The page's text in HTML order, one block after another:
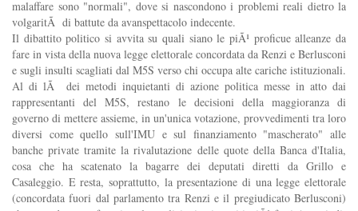
malaffare sono "normali", dove si nascondono i problemi reali dietro la
volgaritÃ di battute da avanspettacolo indecente.
Il dibattito politico si avvita su quali siano le piÃ¹ proficue alleanze da
fare in vista della nuova legge elettorale concordata da Renzi e Berlusconi
e sugli insulti scagliati dal M5S verso chi occupa alte cariche istituzionali.
Al di lÃ dei metodi inquietanti di azione politica messe in atto dai
rappresentanti del M5S, restano le decisioni della maggioranza di
governo di mettere assieme, in un'unica votazione, provvedimenti tra loro
diversi come quello sull'IMU e sul finanziamento "mascherato" alle
banche private tramite la rivalutazione delle quote della Banca d'Italia,
cosa che ha scatenato la bagarre dei deputati diretti da Grillo e
Casaleggio. E resta, soprattutto, la presentazione di una legge elettorale
(concordata fuori dal parlamento tra Renzi e il pregiudicato Berlusconi)